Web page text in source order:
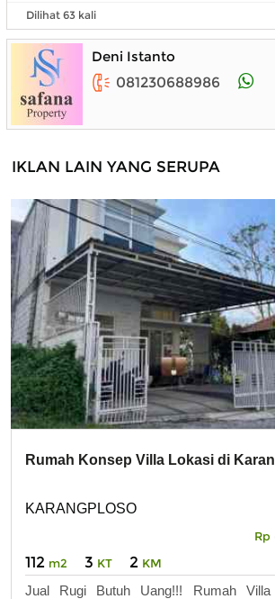
Dilihat 63 kali
Deni Istanto
081230688986
IKLAN LAIN YANG SERUPA
Rumah Konsep Villa Lokasi di
KARANGPLOSO
Rp
112 m2 3 KT 2 KM
Jual Rugi Butuh Uang!!! Rumah Villa